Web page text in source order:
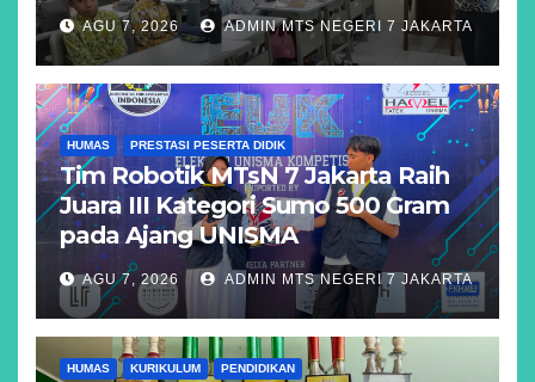
AGU 7, 2026 ADMIN MTS NEGERI 7 JAKARTA
HUMAS PRESTASI PESERTA DIDIK
Tim Robotik MTsN 7 Jakarta Raih
Juara III Kategori Sumo 500 Gram
pada Ajang UNISMA
AGU 7, 2026 ADMIN MTS NEGERI 7 JAKARTA
HUMAS KURIKULUM PENDIDIKAN